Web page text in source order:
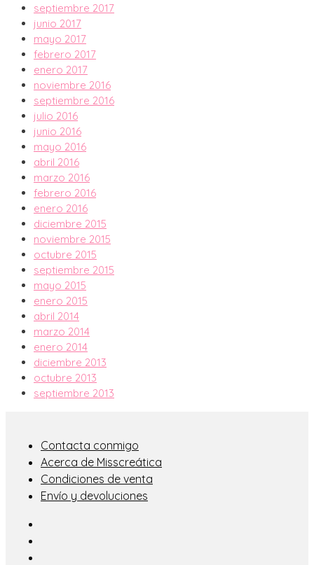
septiembre 2017
junio 2017
mayo 2017
febrero 2017
enero 2017
noviembre 2016
septiembre 2016
julio 2016
junio 2016
mayo 2016
abril 2016
marzo 2016
febrero 2016
enero 2016
diciembre 2015
noviembre 2015
octubre 2015
septiembre 2015
mayo 2015
enero 2015
abril 2014
marzo 2014
enero 2014
diciembre 2013
octubre 2013
septiembre 2013
Contacta conmigo
Acerca de Misscreática
Condiciones de venta
Envío y devoluciones